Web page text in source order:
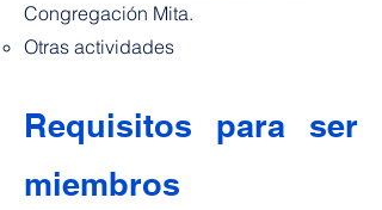
Congregación Mita.
Otras actividades
Requisitos para ser
miembros​